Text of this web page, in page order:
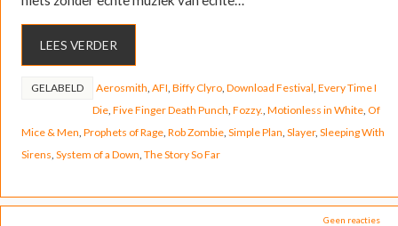
LEES VERDER
GELABELD Aerosmith AFI Biffy Clyro, Download Festival Every Time I
Die, Five Finger Death Punch Fozzy. Motionless in White, Of
Mice & Men Prophets of Rage, Rob Zombie, Simple Plan Slayer, Sleeping With
Sirens System of a Down The Story So Far
Geen reacties